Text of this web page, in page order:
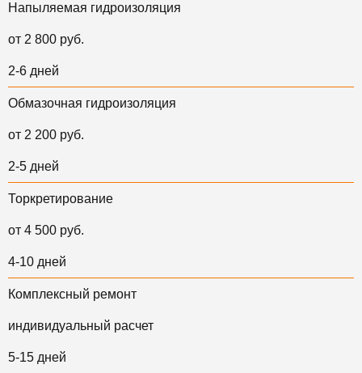
Напыляемая гидроизоляция
от 2 800 руб.
2-6 дней
Обмазочная гидроизоляция
от 2 200 руб.
2-5 дней
Торкретирование
от 4 500 руб.
4-10 дней
Комплексный ремонт
индивидуальный расчет
5-15 дней